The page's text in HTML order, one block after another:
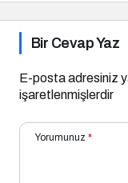
Bir Cevap Yaz
E-posta adresiniz
işaretlenmişlerdir
Yorumunuz *